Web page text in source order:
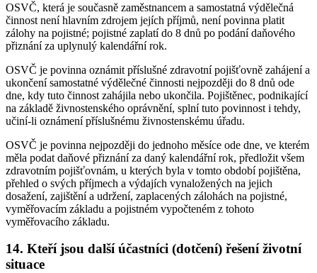
OSVČ, která je současně zaměstnancem a samostatná výdělečná
činnost není hlavním zdrojem jejích příjmů, není povinna platit
zálohy na pojistné; pojistné zaplatí do 8 dnů po podání daňového
přiznání za uplynulý kalendářní rok.
OSVČ je povinna oznámit příslušné zdravotní pojišťovně zahájení a
ukončení samostatné výdělečné činnosti nejpozději do 8 dnů ode
dne, kdy tuto činnost zahájila nebo ukončila. Pojištěnec, podnikající
na základě živnostenského oprávnění, splní tuto povinnost i tehdy,
učiní-li oznámení příslušnému živnostenskému úřadu.
OSVČ je povinna nejpozději do jednoho měsíce ode dne, ve kterém
měla podat daňové přiznání za daný kalendářní rok, předložit všem
zdravotním pojišťovnám, u kterých byla v tomto období pojištěna,
přehled o svých příjmech a výdajích vynaložených na jejich
dosažení, zajištění a udržení, zaplacených zálohách na pojistné,
vyměřovacím základu a pojistném vypočteném z tohoto
vyměřovacího základu.
14. Kteří jsou další účastníci (dotčení) řešení životní
situace